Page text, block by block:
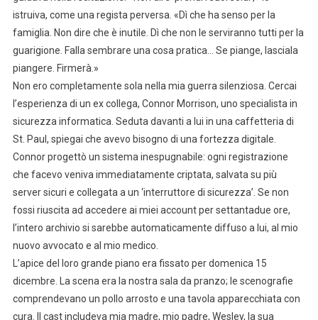
istruiva, come una regista perversa. «Dì che ha senso per la
famiglia. Non dire che è inutile. Dì che non le serviranno tutti per la
guarigione. Falla sembrare una cosa pratica… Se piange, lasciala
piangere. Firmerà.»
Non ero completamente sola nella mia guerra silenziosa. Cercai
l’esperienza di un ex collega, Connor Morrison, uno specialista in
sicurezza informatica. Seduta davanti a lui in una caffetteria di
St. Paul, spiegai che avevo bisogno di una fortezza digitale.
Connor progettò un sistema inespugnabile: ogni registrazione
che facevo veniva immediatamente criptata, salvata su più
server sicuri e collegata a un ‘interruttore di sicurezza’. Se non
fossi riuscita ad accedere ai miei account per settantadue ore,
l’intero archivio si sarebbe automaticamente diffuso a lui, al mio
nuovo avvocato e al mio medico.
L’apice del loro grande piano era fissato per domenica 15
dicembre. La scena era la nostra sala da pranzo; le scenografie
comprendevano un pollo arrosto e una tavola apparecchiata con
cura. Il cast includeva mia madre, mio padre, Wesley, la sua